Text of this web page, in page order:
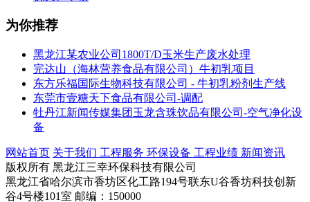
为你推荐
黑龙江某农业公司1800T/D玉米生产废水处理
完达山（海林营养食品有限公司）牛初乳项目
东方乐福国际生物科技有限公司 - 牛初乳粉剂生产线
东莞市壹糖天下食品有限公司-调配
牡丹江新闻传媒集团玉龙含珠饮品有限公司-空气净化设
备
网站首页 关于我们 工程服务 环保设备 工程业绩 新闻资讯
版权所有 黑龙江三幸环保科技有限公司
黑龙江省哈尔滨市香坊区化工路194号联东U谷香坊科技创新
谷4号楼101室 邮编：150000